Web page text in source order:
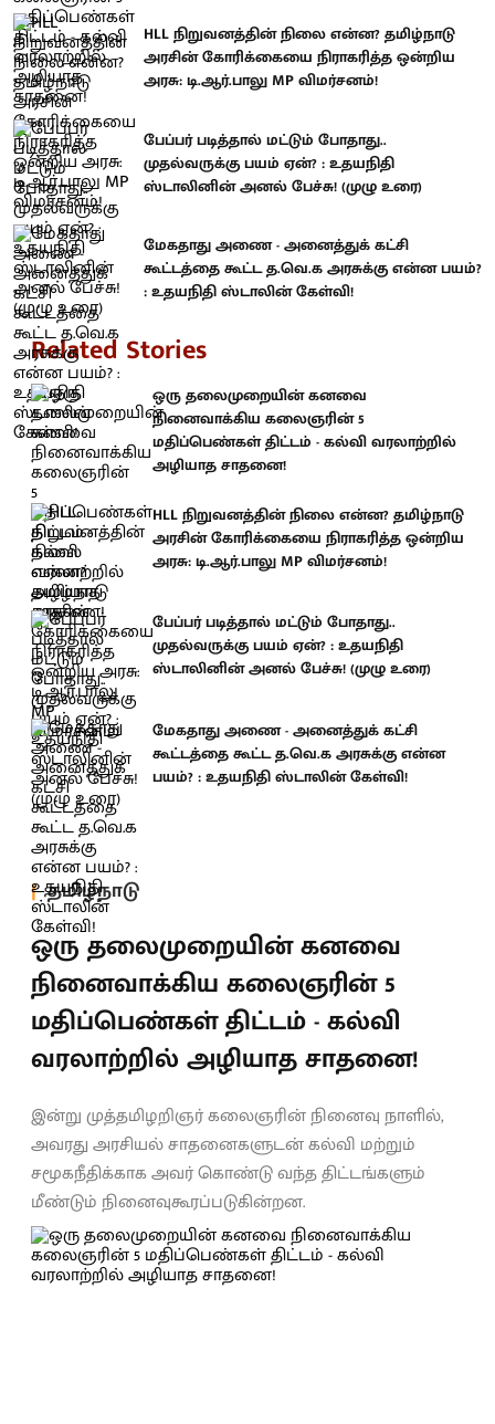
HLL நிறுவனத்தின் நிலை என்ன? தமிழ்நாடு
அரசின் கோரிக்கையை நிராகரித்த ஒன்றிய
அரசு: டி.ஆர்.பாலு MP விமர்சனம்!
பேப்பர் படித்தால் மட்டும் போதாது..
முதல்வருக்கு பயம் ஏன்? : உதயநிதி
ஸ்டாலினின் அனல் பேச்சு! (முழு உரை)
மேகதாது அணை - அனைத்துக் கட்சி
கூட்டத்தை கூட்ட த.வெ.க அரசுக்கு என்ன பயம்?
: உதயநிதி ஸ்டாலின் கேள்வி!
Related Stories
ஒரு தலைமுறையின் கனவை
நினைவாக்கிய கலைஞரின் 5
மதிப்பெண்கள் திட்டம் - கல்வி வரலாற்றில்
அழியாத சாதனை!
HLL நிறுவனத்தின் நிலை என்ன? தமிழ்நாடு
அரசின் கோரிக்கையை நிராகரித்த ஒன்றிய
அரசு: டி.ஆர்.பாலு MP விமர்சனம்!
பேப்பர் படித்தால் மட்டும் போதாது..
முதல்வருக்கு பயம் ஏன்? : உதயநிதி
ஸ்டாலினின் அனல் பேச்சு! (முழு உரை)
மேகதாது அணை - அனைத்துக் கட்சி
கூட்டத்தை கூட்ட த.வெ.க அரசுக்கு என்ன
பயம்? : உதயநிதி ஸ்டாலின் கேள்வி!
தமிழ்நாடு
ஒரு தலைமுறையின் கனவை
நினைவாக்கிய கலைஞரின் 5
மதிப்பெண்கள் திட்டம் - கல்வி
வரலாற்றில் அழியாத சாதனை!
இன்று முத்தமிழறிஞர் கலைஞரின் நினைவு நாளில்,
அவரது அரசியல் சாதனைகளுடன் கல்வி மற்றும்
சமூகநீதிக்காக அவர் கொண்டு வந்த திட்டங்களும்
மீண்டும் நினைவுகூரப்படுகின்றன.